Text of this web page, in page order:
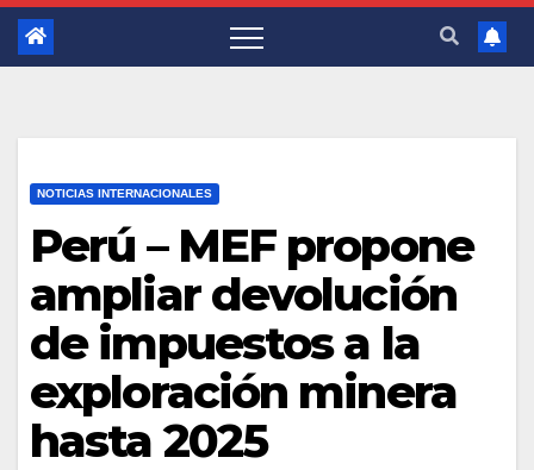
NOTICIAS INTERNACIONALES
Perú – MEF propone
ampliar devolución
de impuestos a la
exploración minera
hasta 2025